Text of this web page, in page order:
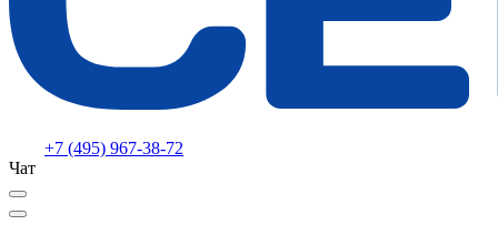
+7 (495) 967-38-72
Чат